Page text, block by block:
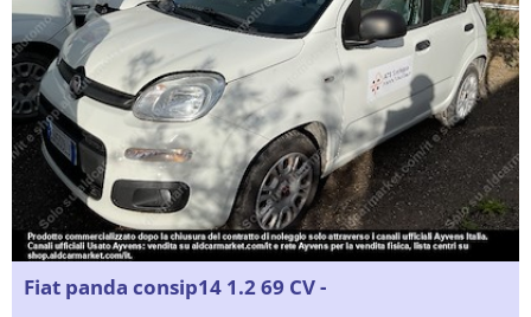
Fiat panda consip14 1.2 69 CV -